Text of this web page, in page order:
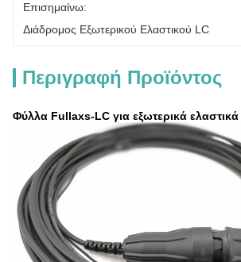
Επισημαίνω:
Διάδρομος Εξωτερικού Ελαστικού LC
Περιγραφή Προϊόντος
Φύλλα Fullaxs-LC για εξωτερικά ελαστικά